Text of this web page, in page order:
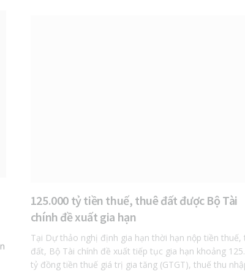
chính đề xuất gia hạn
Tại Dự thảo nghị định gia hạn thời hạn nộp tiền thuế,
đất, Bộ Tài chính đề xuất tiếp tục gia hạn khoảng
tỷ đồng tiền thuế giá trị gia tăng (GTGT), thuế thu
doanh nghiệp (TNDN),...